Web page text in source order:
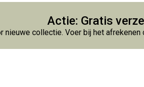
Actie: Gratis
nieuwe collectie. Voer bij het afrekenen